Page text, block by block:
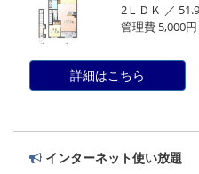
2ＬＤＫ ／
管理費 5,000
詳細はこちら
インターネット使い放題